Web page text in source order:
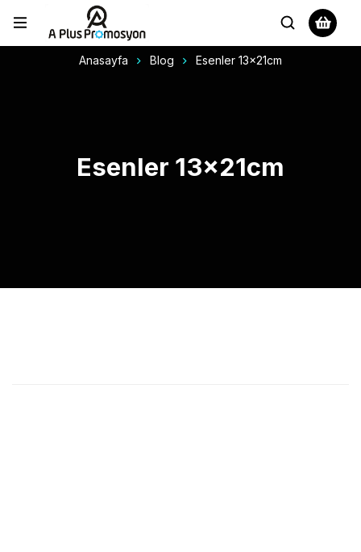
Anasayfa Blog Esenler 13x21cm
Esenler 13x21cm